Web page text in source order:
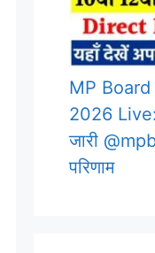
MP
2026 Live:
जारी
परिणाम